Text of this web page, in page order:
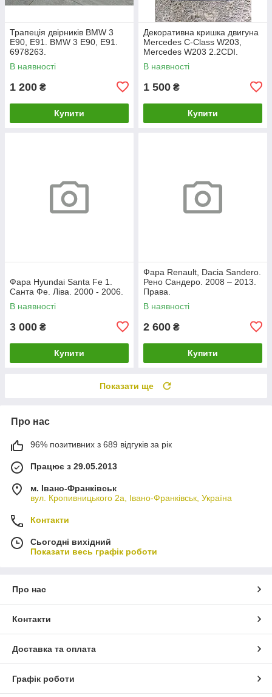
Трапеція двірників BMW 3
E90, E91. BMW 3 Е90, Е91.
6978263.
В наявності
1 200 ₴
Купити
Декоративна кришка двигуна
Mercedes C-Class W203,
Mercedes W203 2.2CDI.
A6460100467.
В наявності
1 500 ₴
Купити
Фара Hyundai Santa Fe 1.
Санта Фе. Ліва. 2000 - 2006.
В наявності
3 000 ₴
Купити
Фара Renault, Dacia Sandero.
Рено Сандеро. 2008 – 2013.
Права.
В наявності
2 600 ₴
Купити
Показати ще
Про нас
96% позитивних з 689 відгуків за рік
Працює з 29.05.2013
м. Івано-Франківськ
вул. Кропивницького 2а, Івано-Франківськ, Україна
Контакти
Сьогодні вихідний
Показати весь графік роботи
Про нас
Контакти
Доставка та оплата
Графік роботи